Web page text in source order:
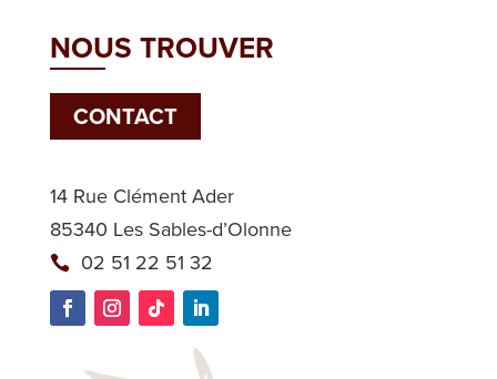
NOUS TROUVER
CONTACT
14 Rue Clément Ader
85340 Les Sables-d’Olonne
02 51 22 51 32